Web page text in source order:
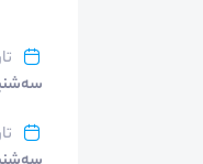
سه‌شنبه ۲۵ فروردین ۱۴۰۵ ،